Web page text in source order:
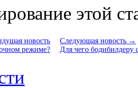
этой
новость
режиме?
Следующая новость →
Для чего бодибилдеру